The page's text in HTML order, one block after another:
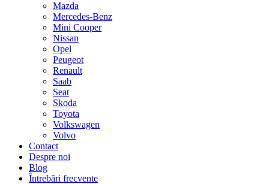
Mazda
Mercedes-Benz
Mini Cooper
Nissan
Opel
Peugeot
Renault
Saab
Seat
Skoda
Toyota
Volkswagen
Volvo
Contact
Despre noi
Blog
Întrebări frecvente